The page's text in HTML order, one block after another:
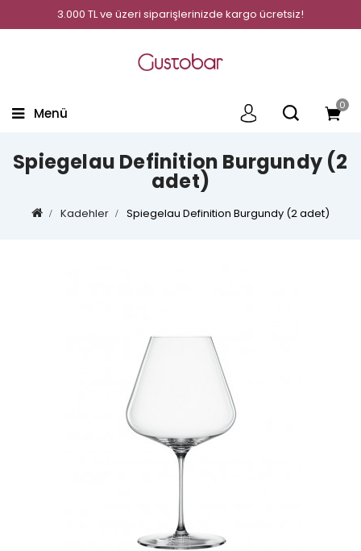
3.000 TL ve üzeri siparişlerinizde kargo ücretsiz!
0
Menü
Spiegelau Definition Burgundy (2
adet)
Kadehler Spiegelau Definition Burgundy (2 adet)